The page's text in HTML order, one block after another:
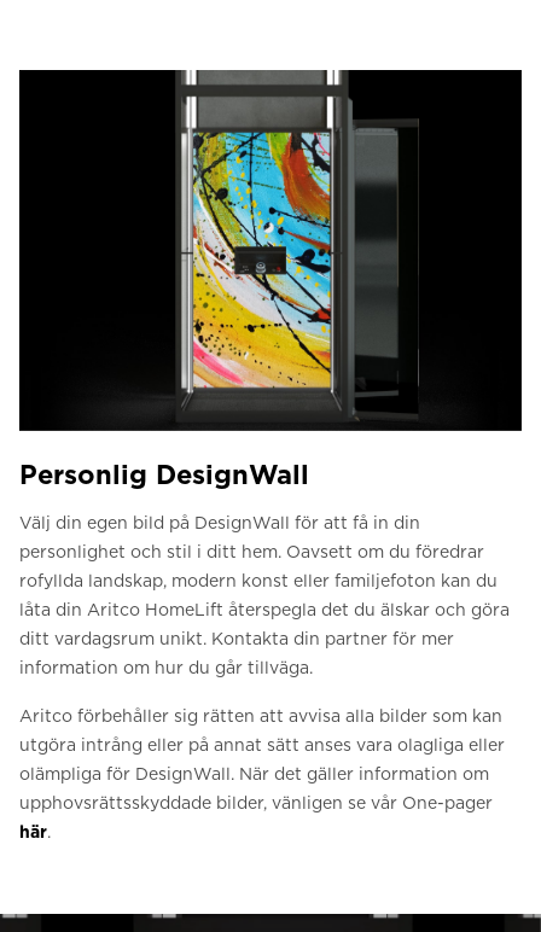
Personlig DesignWall
Välj din egen bild på DesignWall för att få in din
personlighet och stil i ditt hem. Oavsett om du föredrar
rofyllda landskap, modern konst eller familjefoton kan du
låta din Aritco HomeLift återspegla det du älskar och göra
ditt vardagsrum unikt. Kontakta din partner för mer
information om hur du går tillväga.
Aritco förbehåller sig rätten att avvisa alla bilder som kan
utgöra intrång eller på annat sätt anses vara olagliga eller
olämpliga för DesignWall. När det gäller information om
upphovsrättsskyddade bilder, vänligen se vår One-pager
här.